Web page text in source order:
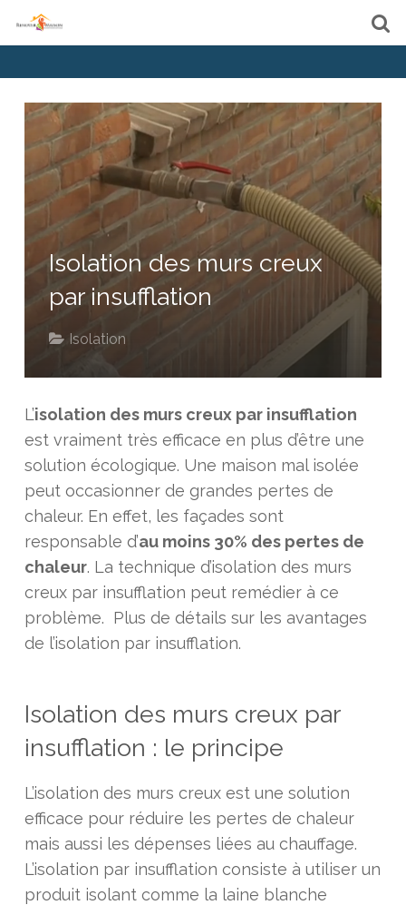
Isolation des murs creux
par insufflation
Isolation
L’isolation des murs creux par insufflation
est vraiment très efficace en plus d’être une
solution écologique. Une maison mal isolée
peut occasionner de grandes pertes de
chaleur. En effet, les façades sont
responsable d’au moins 30% des pertes de
chaleur. La technique d’isolation des murs
creux par insufflation peut remédier à ce
problème. Plus de détails sur les avantages
de l’isolation par insufflation.
Isolation des murs creux par
insufflation : le principe
L’isolation des murs creux est une solution
efficace pour réduire les pertes de chaleur
mais aussi les dépenses liées au chauffage.
L’isolation par insufflation consiste à utiliser un
produit isolant comme la laine blanche